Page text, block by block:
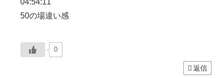
04:54:11
50の場違い感
0
返信